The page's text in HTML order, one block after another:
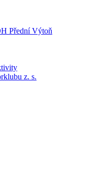
Přední Výtoň
z. s.